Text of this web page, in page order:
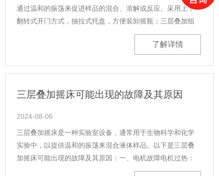
通过温和的振荡来促进样品的混合、溶解或反应。采用上下
翻转式开门方式，抽拉式托盘，方便装卸摇瓶；三层叠加组
合方式，占用空间小，可有效利用实验室空间；每层独立控
了解详情
三层叠加摇床可能出现的故障及其原因
2024-08-06
三层叠加摇床是一种实验室设备，通常用于生物科学和化学
实验中，以提供温和的振荡来混合液体样品。以下是三层叠
加摇床可能出现的故障及其原因：一、电机故障电机过热：
长时间连续运行可能导致电机过热，进而损坏电机内部的绝